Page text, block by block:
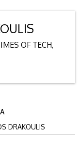
OF TECH,
DRAKOULIS